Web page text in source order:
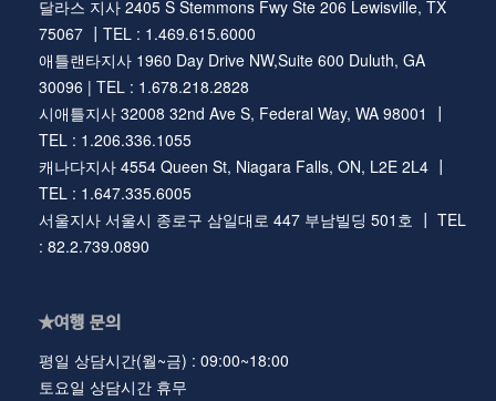
달라스 지사 2405 S Stemmons Fwy Ste 206 Lewisville, TX
75067 ┃TEL : 1.469.615.6000
애틀랜타지사 1960 Day Drive NW,Suite 600 Duluth, GA
30096 | TEL : 1.678.218.2828
시애틀지사 32008 32nd Ave S, Federal Way, WA 98001 ┃
TEL : 1.206.336.1055
캐나다지사 4554 Queen St, Niagara Falls, ON, L2E 2L4 ┃
TEL : 1.647.335.6005
서울지사 서울시 종로구 삼일대로 447 부남빌딩 501호 ┃ TEL
: 82.2.739.0890
★여행 문의
평일 상담시간(월~금) : 09:00~18:00
토요일 상담시간 휴무